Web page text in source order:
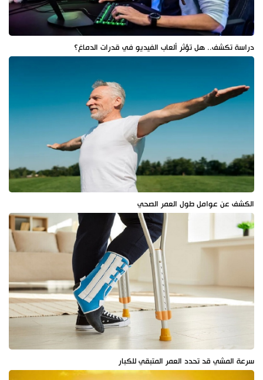
دراسة تكشف.. هل تؤثر ألعاب الفيديو في قدرات الدماغ؟
الكشف عن عوامل طول العمر الصحي
سرعة المشي قد تحدد العمر المتبقي للكبار